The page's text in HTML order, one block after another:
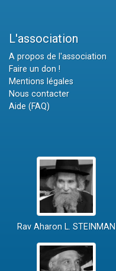
L'association
A propos de l'association
Faire un don !
Mentions légales
Nous contacter
Aide (FAQ)
Rav Aharon L. STEINMAN